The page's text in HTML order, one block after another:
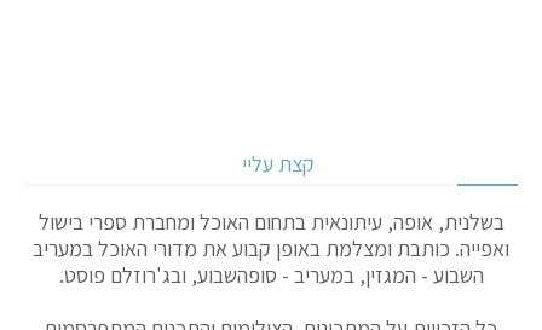
קצת עליי
בשלנית, אופה, עיתונאית בתחום האוכל ומחברת ספרי בישול
ואפייה. כותבת ומצלמת באופן קבוע את מדורי האוכל במעריב
השבוע - המגזין, במעריב - סופהשבוע, ובג'רוזלם פוסט.